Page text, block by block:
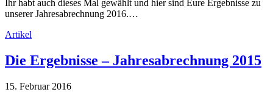
Ihr habt auch dieses Mal gewählt und hier sind Eure Ergebnisse zu
unserer Jahresabrechnung 2016.…
Artikel
Die Ergebnisse – Jahresabrechnung 2015
15. Februar 2016